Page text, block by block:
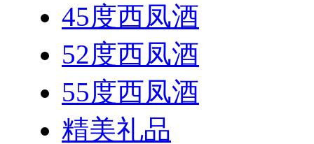
45度西凤酒
52度西凤酒
55度西凤酒
精美礼品